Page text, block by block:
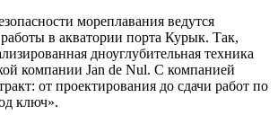
мореплавания ведутся
в акватории порта Курык. Так,
дноуглубительная техника
компании Jan de Nul. С компанией
от проектирования до сдачи работ по
ключ».